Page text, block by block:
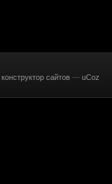
конструктор сайтов — uCoz